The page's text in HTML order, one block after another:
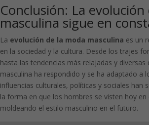
Conclusión: La
masculina sigue en
La evolución de la moda masculina es un
en la sociedad y la cultura. Desde los trajes
hasta las tendencias más relajadas y diversas
masculina ha respondido y se ha adaptado a
influencias culturales, políticas y sociales han
la forma en que los hombres se visten hoy en
moldeando el estilo masculino en el futuro.